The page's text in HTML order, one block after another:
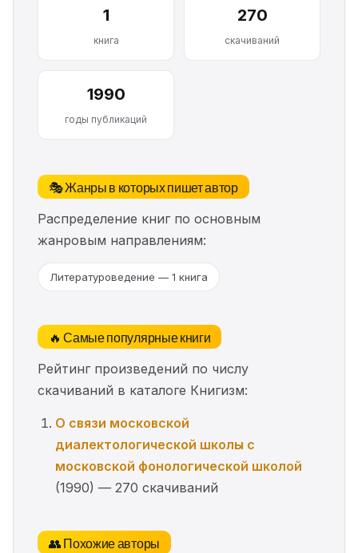
1
книга
270
скачиваний
1990
годы публикаций
🎭 Жанры в которых пишет автор
Распределение книг по основным
жанровым направлениям:
Литературоведение — 1 книга
🔥 Самые популярные книги
Рейтинг произведений по числу
скачиваний в каталоге Книгизм:
О связи московской
диалектологической школы с
московской фонологической школой
(1990) — 270 скачиваний
👥 Похожие авторы